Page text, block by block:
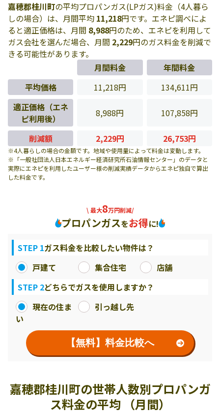
嘉穂郡桂川町の平均プロパンガス(LPガス)料金（4人暮ら
しの場合）は、月間平均 11,218円です。エネピ調べによ
ると適正価格は、月間 8,988円のため、エネピを利用して
ガス会社を選んだ場合、月間 2,229円のガス料金を削減で
きる可能性があります。
月間料金
年間料金
平均価格
11,218円
134,611円
適正価格（エネ
ピ利用後）
8,988円 107,858円
削減額 2,229円 26,753円
※4人暮らしの場合の金額です。地域や使用量によって料金は変動します。
※「一般社団法人日本エネルギー経済研究所石油情報センター」のデータと
実際にエネピを利用したユーザー様の削減実績データからエネピ独自で算出
した料金です。
\ 最大8万円削減/
プロパンガスをお得に!
STEP 1ガス料金を比較したい物件は？
戸建て
集合住宅
店舗
STEP 2どちらでガスを使用しますか？
現在の住ま
い
引っ越し先
【無料】料金比較へ
嘉穂郡桂川町の世帯人数別プロパンガ
ス料金の平均 （月間）